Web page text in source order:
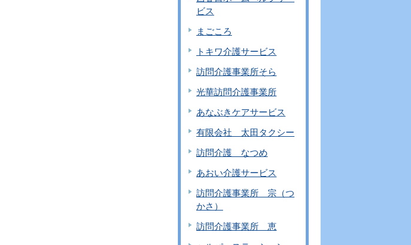
ビス
まごころ
トキワ介護サービス
訪問介護事業所そら
光華訪問介護事業所
あなぶきケアサービス
有限会社 太田タクシー
訪問介護 なつめ
あおい介護サービス
訪問介護事業所 宗（つ
かさ）
訪問介護事業所 恵